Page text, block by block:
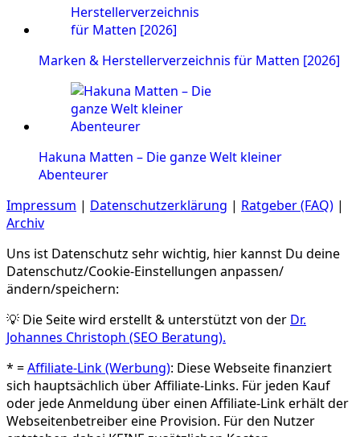
Marken & Herstellerverzeichnis für Matten [2026]
Hakuna Matten – Die ganze Welt kleiner
Abenteurer
Impressum | Datenschutzerklärung | Ratgeber (FAQ) |
Archiv
Uns ist Datenschutz sehr wichtig, hier kannst Du deine
Datenschutz/Cookie-Einstellungen anpassen/
ändern/speichern:
💡 Die Seite wird erstellt & unterstützt von der Dr.
Johannes Christoph (SEO Beratung).
* =Affiliate-Link (Werbung): Diese Webseite finanziert
sich hauptsächlich über Affiliate-Links. Für jeden Kauf
oder jede Anmeldung über einen Affiliate-Link erhält der
Webseitenbetreiber eine Provision. Für den Nutzer